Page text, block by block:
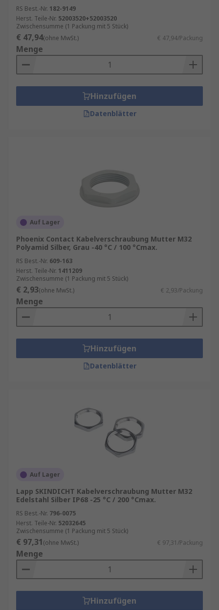
RS Best.-Nr. 182-9149
Herst. Teile-Nr. 52003520+52003520
Zwischensumme (1 Packung mit 5 Stück)
€ 47,94(ohne MwSt.) € 47,94/Packung
Menge
Hinzufügen
Datenblätter
Auf Lager
Phoenix Contact Kabelverschraubung Mutter M32
Polyamid Silber, Grau -40 °C / 100 °Cmax.
RS Best.-Nr. 609-163
Herst. Teile-Nr. 1411209
Zwischensumme (1 Packung mit 5 Stück)
€ 2,93(ohne MwSt.) € 2,93/Packung
Menge
Hinzufügen
Datenblätter
Auf Lager
Lapp SKINDICHT Kabelverschraubung Mutter M32
Edelstahl Silber IP68 -25 °C / 200 °Cmax.
RS Best.-Nr. 796-0075
Herst. Teile-Nr. 52032645
Zwischensumme (1 Packung mit 5 Stück)
€ 97,31(ohne MwSt.) € 97,31/Packung
Menge
Hinzufügen